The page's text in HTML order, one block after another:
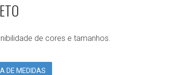
de cores e tamanhos.
DE MEDIDAS